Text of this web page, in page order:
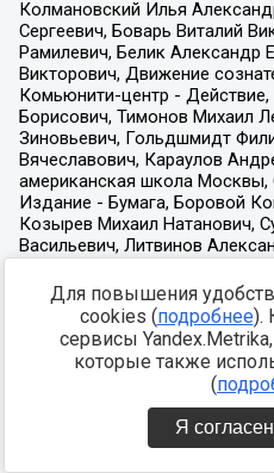
Для повышения
cookies (подробнее).
сервисы
которые также
(
Я